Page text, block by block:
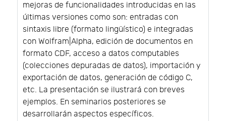
mejoras de funcionalidades introducidas en las
últimas versiones como son: entradas con
sintaxis libre (formato lingüístico) e integradas
con Wolfram|Alpha, edición de documentos en
formato CDF, acceso a datos computables
(colecciones depuradas de datos), importación y
exportación de datos, generación de código C,
etc. La presentación se ilustrará con breves
ejemplos. En seminarios posteriores se
desarrollarán aspectos específicos.